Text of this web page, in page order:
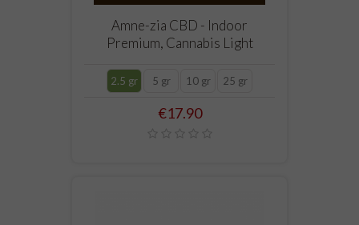
Amne-zia CBD - Indoor
Premium, Cannabis Light
2.5 gr 5 gr 10 gr 25 gr
Price
€17.90